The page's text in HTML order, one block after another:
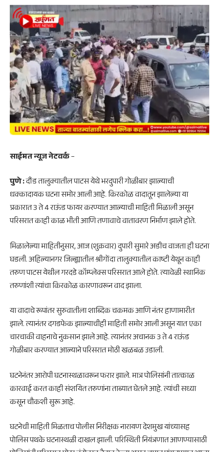
साईमत न्यूज नेटवर्क–
पुणे :दौंड तालुक्यातील पाटस येथे भरदुपारी गोळीबार झाल्याची
धक्कादायक घटना समोर आली आहे. किरकोळ वादातून झालेल्या या
प्रकारात 3 ते 4 राऊंड फायर करण्यात आल्याची माहिती मिळाली असून
परिसरात काही काळ भीती आणि तणावाचे वातावरण निर्माण झाले होते.
मिळालेल्या माहितीनुसार, आज (शुक्रवार) दुपारी सुमारे अडीच वाजता ही घटना
घडली. अहिल्यानगर जिल्ह्यातील श्रीगोंदा तालुक्यातील काष्टी येथून काही
तरुण पाटस येथील गरदडे कॉम्प्लेक्स परिसरात आले होते. त्यावेळी स्थानिक
तरुणांशी त्यांचा किरकोळ कारणावरून वाद झाला.
या वादाचे रूपांतर सुरुवातीला शाब्दिक चकमक आणि नंतर हाणामारीत
झाले. त्यानंतर दगडफेक झाल्याचीही माहिती समोर आली असून यात एका
चारचाकी वाहनाचे नुकसान झाले आहे. त्यानंतर अचानक 3 ते 4 राऊंड
गोळीबार करण्यात आल्याने परिसरात मोठी खळबळ उडाली.
घटनेनंतर आरोपी घटनास्थळावरून फरार झाले. मात्र पोलिसांनी तात्काळ
कारवाई करत काही संशयित तरुणांना ताब्यात घेतले आहे. त्यांची सध्या
कसून चौकशी सुरू आहे.
घटनेची माहिती मिळताच पोलीस निरीक्षक नारायण देशमुख यांच्यासह
पोलिस पथके घटनास्थळी दाखल झाली. परिस्थिती नियंत्रणात आणण्यासाठी